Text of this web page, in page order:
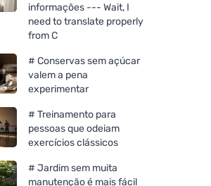
informações --- Wait, I
need to translate properly
from C
# Conservas sem açúcar
valem a pena
experimentar
# Treinamento para
pessoas que odeiam
exercícios clássicos
# Jardim sem muita
manutenção é mais fácil